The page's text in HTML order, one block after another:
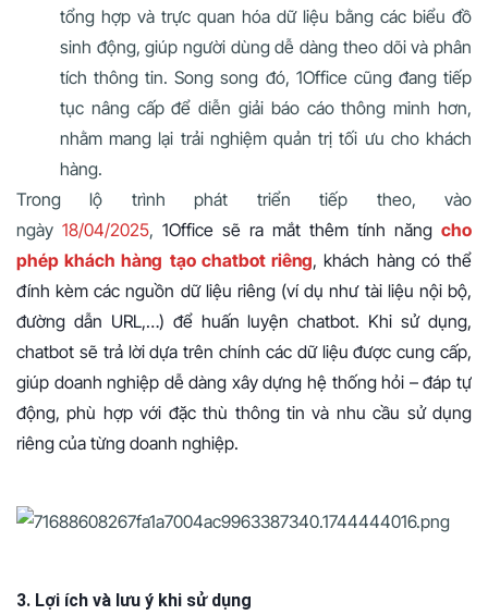
tổng hợp và trực quan hóa dữ liệu bằng các biểu đồ
sinh động, giúp người dùng dễ dàng theo dõi và phân
tích thông tin. Song song đó, 1Office cũng đang tiếp
tục nâng cấp để diễn giải báo cáo thông minh hơn,
nhằm mang lại trải nghiệm quản trị tối ưu cho khách
hàng.
Trong lộ trình phát triển tiếp theo, vào
ngày 18/04/2025, 1Office sẽ ra mắt thêm tính năng cho
phép khách hàng tạo chatbot riêng, khách hàng có thể
đính kèm các nguồn dữ liệu riêng (ví dụ như tài liệu nội bộ,
đường dẫn URL,…) để huấn luyện chatbot. Khi sử dụng,
chatbot sẽ trả lời dựa trên chính các dữ liệu được cung cấp,
giúp doanh nghiệp dễ dàng xây dựng hệ thống hỏi – đáp tự
động, phù hợp với đặc thù thông tin và nhu cầu sử dụng
riêng của từng doanh nghiệp.
3. Lợi ích và lưu ý khi sử dụng